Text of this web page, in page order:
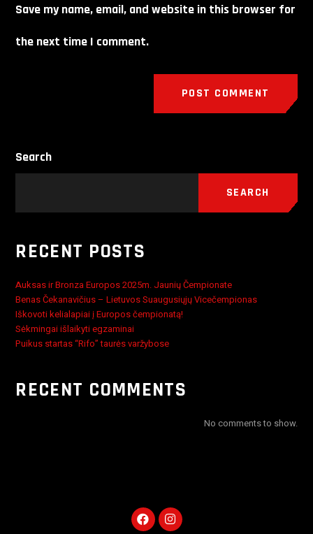
Save my name, email, and website in this browser for
the next time I comment.
Search
SEARCH
RECENT POSTS
Auksas ir Bronza Europos 2025m. Jaunių Čempionate
Benas Čekanavičius – Lietuvos Suaugusiųjų Vicečempionas
Iškovoti kelialapiai į Europos čempionatą!
Sėkmingai išlaikyti egzaminai
Puikus startas “Rifo” taurės varžybose
RECENT COMMENTS
No comments to show.